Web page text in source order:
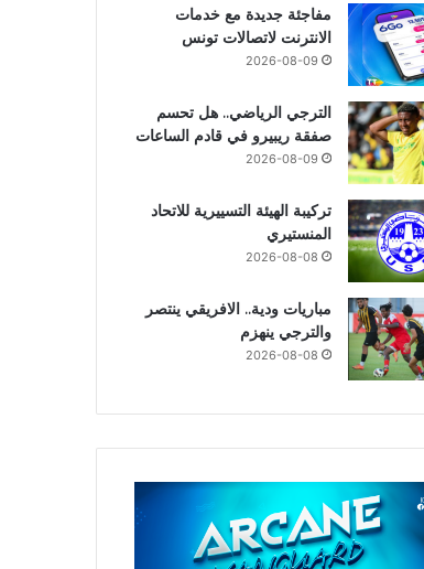
مفاجئة جديدة مع خدمات
الانترنت لاتصالات تونس
2026-08-09
الترجي الرياضي.. هل تحسم
صفقة ريبيرو في قادم الساعات
2026-08-09
تركيبة الهيئة التسييرية للاتحاد
المنستيري
2026-08-08
مباريات ودية.. الافريقي ينتصر
والترجي ينهزم
2026-08-08